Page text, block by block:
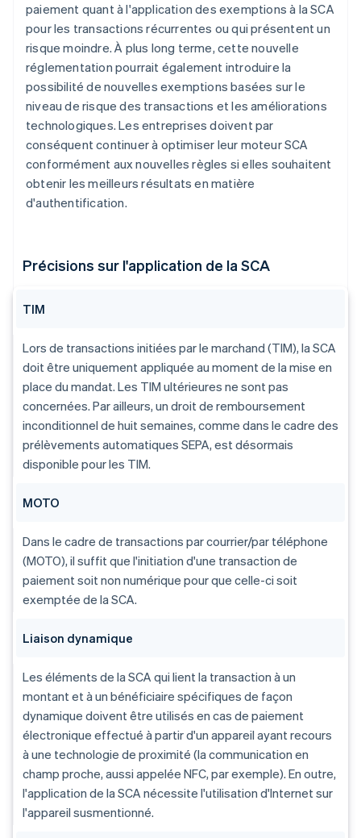
paiement quant à l'application des exemptions à la SCA
pour les transactions récurrentes ou qui présentent un
risque moindre. À plus long terme, cette nouvelle
réglementation pourrait également introduire la
possibilité de nouvelles exemptions basées sur le
niveau de risque des transactions et les améliorations
technologiques. Les entreprises doivent par
conséquent continuer à optimiser leur moteur SCA
conformément aux nouvelles règles si elles souhaitent
obtenir les meilleurs résultats en matière
d'authentification.
Précisions sur l'application de la SCA
TIM
Lors de transactions initiées par le marchand (TIM), la SCA
doit être uniquement appliquée au moment de la mise en
place du mandat. Les TIM ultérieures ne sont pas
concernées. Par ailleurs, un droit de remboursement
inconditionnel de huit semaines, comme dans le cadre des
prélèvements automatiques SEPA, est désormais
disponible pour les TIM.
MOTO
Dans le cadre de transactions par courrier/par téléphone
(MOTO), il suffit que l'initiation d'une transaction de
paiement soit non numérique pour que celle-ci soit
exemptée de la SCA.
Liaison dynamique
Les éléments de la SCA qui lient la transaction à un
montant et à un bénéficiaire spécifiques de façon
dynamique doivent être utilisés en cas de paiement
électronique effectué à partir d'un appareil ayant recours
à une technologie de proximité (la communication en
champ proche, aussi appelée NFC, par exemple). En outre,
l'application de la SCA nécessite l'utilisation d'Internet sur
l'appareil susmentionné.